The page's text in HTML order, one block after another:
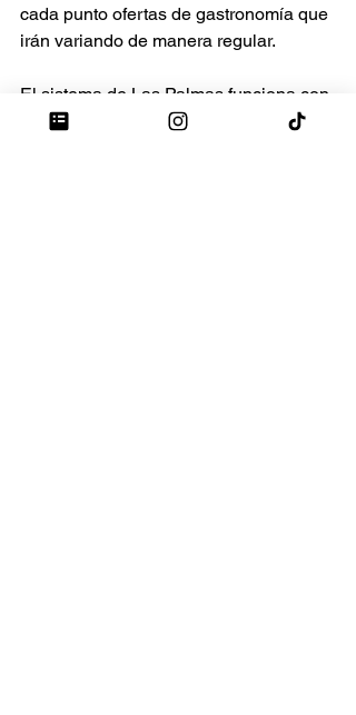
cada punto ofertas de gastronomía que
irán variando de manera regular.
El sistema de Las Palmas funciona con
un proceso abierto y continuo de